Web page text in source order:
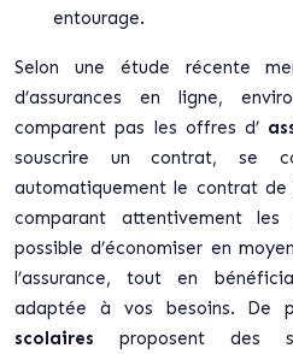
entourage.
Selon une étude récente
d’assurances en ligne,
comparent pas les offres d’
souscrire un contrat, se
automatiquement le contrat de
comparant attentivement
possible d’économiser en
l’assurance, tout en
adaptée à vos besoins. De
scolaires proposent des